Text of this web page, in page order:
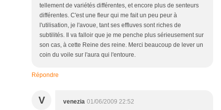
tellement de variétés différentes, et encore plus de senteurs
différentes. C'est une fleur qui me fait un peu peur à
l'utilisation, je l'avoue, tant ses effluves sont riches de
subtilités. Il va falloir que je me penche plus sérieusement sur
son cas, à cette Reine des reine. Merci beaucoup de lever un
coin du voile sur l'aura qui l'entoure.
Répondre
V venezia 01/06/2009 22:52